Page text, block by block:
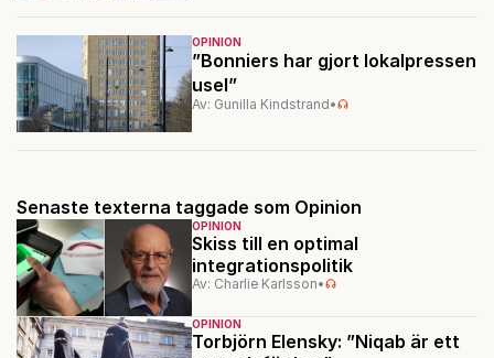
OPINION
”Bonniers har gjort lokalpressen
usel”
Av: Gunilla Kindstrand•
Senaste texterna taggade som Opinion
OPINION
Skiss till en optimal
integrationspolitik
Av: Charlie Karlsson•
OPINION
Torbjörn Elensky: ”Niqab är ett